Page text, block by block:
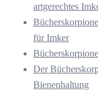
artgerechtes
für Imker
Der
Bienenhaltung